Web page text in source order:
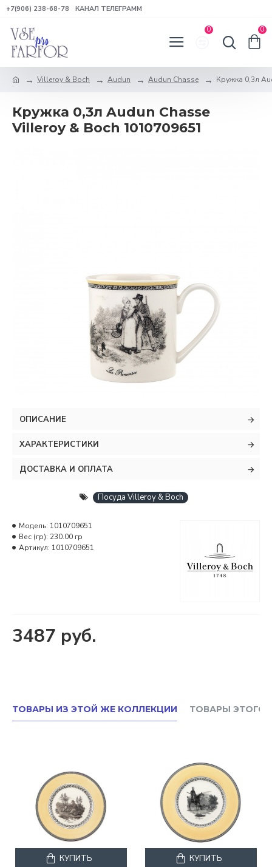
+7(906) 238-68-78 КАНАЛ ТЕЛЕГРАММ
0 0
Villeroy & Boch Audun Audun Chasse Кружка 0,3л
Кружка 0,3л Audun Chasse
Villeroy & Boch 1010709651
ОПИСАНИЕ
ХАРАКТЕРИСТИКИ
ДОСТАВКА И ОПЛАТА
Посуда Villeroy & Boch
3487 руб.
Модель: 1010709651
Вес (гр): 230.00 гр
Артикул: 1010709651
ТОВАРЫ ИЗ ЭТОЙ ЖЕ КОЛЛЕКЦИИ ТОВАРЫ ЭТОГО
КУПИТЬ КУПИТЬ